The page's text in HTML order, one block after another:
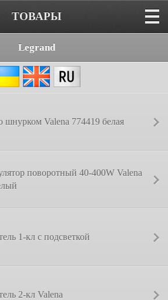
ТОВАРЫ
Legrand
шнурком Valena 774419 белая
поворотный 40-400W Valena
1-кл с подсветкой
2-кл Valena